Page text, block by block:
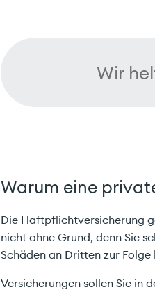
Wir
Warum eine
Die Haftpflichtversicherung
nicht ohne Grund, denn Sie
Schäden an Dritten zur Folge
Versicherungen sollen Sie in